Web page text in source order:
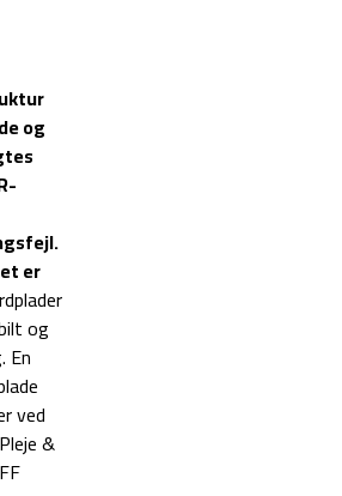
og
er
og
En
ved
&